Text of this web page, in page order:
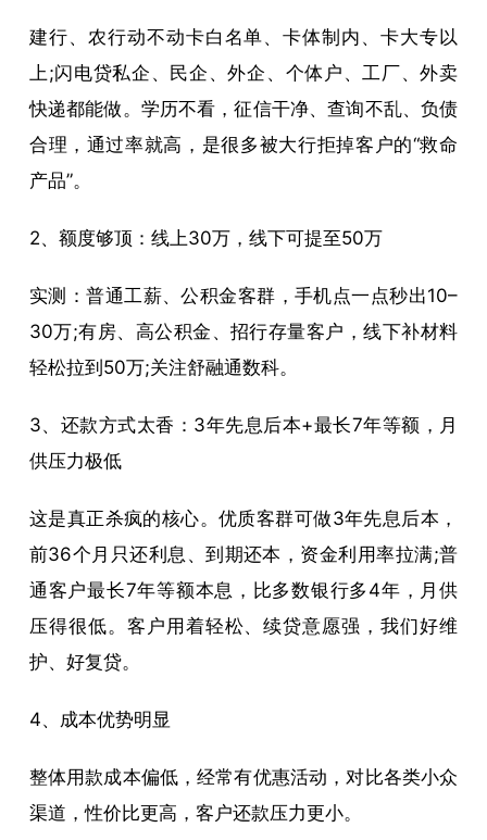
建行、农行动不动卡白名单、卡体制内、卡大专以
上;闪电贷私企、民企、外企、个体户、工厂、外卖
快递都能做。学历不看，征信干净、查询不乱、负债
合理，通过率就高，是很多被大行拒掉客户的“救命
产品”。
2、额度够顶：线上30万，线下可提至50万
实测：普通工薪、公积金客群，手机点一点秒出10–
30万;有房、高公积金、招行存量客户，线下补材料
轻松拉到50万;关注舒融通数科。
3、还款方式太香：3年先息后本+最长7年等额，月
供压力极低
这是真正杀疯的核心。优质客群可做3年先息后本，
前36个月只还利息、到期还本，资金利用率拉满;普
通客户最长7年等额本息，比多数银行多4年，月供
压得很低。客户用着轻松、续贷意愿强，我们好维
护、好复贷。
4、成本优势明显
整体用款成本偏低，经常有优惠活动，对比各类小众
渠道，性价比更高，客户还款压力更小。